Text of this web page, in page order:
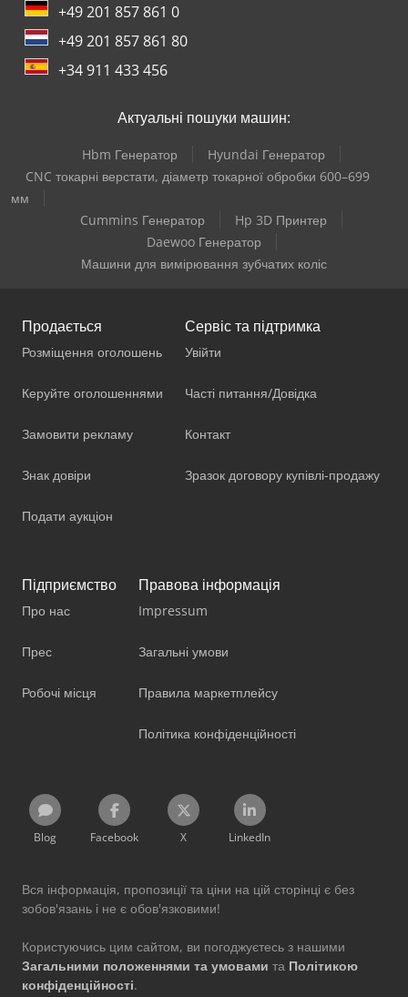
+49 201 857 861 0
+49 201 857 861 80
+34 911 433 456
Актуальні пошуки машин:
Hbm Генератор
Hyundai Генератор
CNC токарні верстати, діаметр токарної обробки 600–699
мм
Cummins Генератор
Hp 3D Принтер
Daewoo Генератор
Машини для вимірювання зубчатих коліс
Продається
Розміщення оголошень
Керуйте оголошеннями
Замовити рекламу
Знак довіри
Подати аукціон
Сервіс та підтримка
Увійти
Часті питання/Довідка
Контакт
Зразок договору купівлі-продажу
Підприємство
Про нас
Прес
Робочі місця
Правова інформація
Impressum
Загальні умови
Правила маркетплейсу
Політика конфіденційності
Blog Facebook X LinkedIn
Вся інформація, пропозиції та ціни на цій сторінці є без
зобов'язань і не є обов'язковими!
Користуючись цим сайтом, ви погоджуєтесь з нашими
Загальними положеннями та умовами та Політикою
конфіденційності.